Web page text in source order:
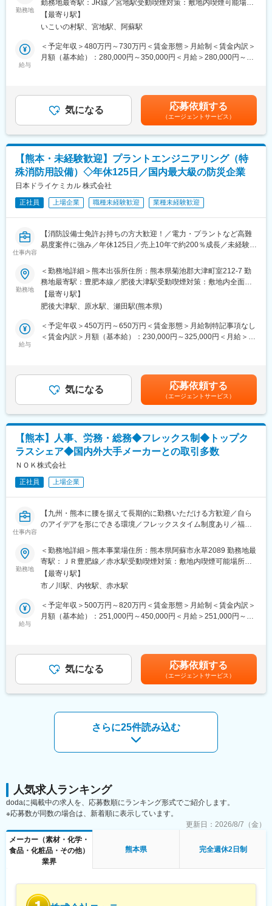
フォトレジスト」が、戦略性・市場独占性・国際性などを高く評
価され、経済産業省による「グローバルニッチトップ企業（電
〈製造技術課の主な業務内容〉
・製造工程の改良および標準化
・原材料、副資材等の標準化
・設備、機械器具の標準化
・生産設備の検討および立案
ご入社直後は、以下の業務を主にご担当いただきます。
・既存製品および新規移管製品の製造技術、量産化、品質管理業
■配属部署：
阿蘇工場 製造技術課
■募集背景：
組織体制強化を目的とした人員補充のため
【当社について】半導体デバイスの製造工程では、フォトリソグ
ラフィという技術を用いてシリコンウエハ上に微細な溝を刻み、
そこに回路を形成します。私ども東京応化工業はこの工程で使用
成長してきた企業です。
「半導体用フォトレジスト製品」はグローバルニッチトップ企業
100選に認定。海外の売上比率は全体売上の80%近くを占めてお
り、アジアを中心に北米・ヨーロッパのマーケットがメインフィ
に資金と人材を投資する動きも活発化。グローバル人材開発にも
積極的です。
いても更に新規価値を世の中へ発信し続けていくことが使命と思
っています。
【グローバルニッチトップ企業100選に認定】当社の「半導体用
フォトレジスト」が、戦略性・市場独占性・国際性などを高く評
価され、経済産業省による「グローバルニッチトップ企業（電
気・電子部門）」に認定されました。
勤務地
勤務地最寄駅：JR線／宮地駅受動喫煙対策：敷地内喫煙可能場所
あり
【最寄り駅】
いこいの村駅、宮地駅、阿蘇駅
給与
＜予定年収＞480万円～730万円＜賃金形態＞月給制＜賃金内訳＞
月額（基本給）：280,000円～350,000円＜月給＞280,000円～
前年度実績）賃金はあくまでも目安の金額であり、選考を通じて
上下する可能性があります。月給(月額)は固定手当を含めた表記で
す。
気になる 応募依頼する
（エージェントサービス）
【熊本・未経験歓迎】プラントエンジニアリング（特
殊消防用設備）◇年休125日／国内最大級の防災企業
日本ドライケミカル 株式会社
正社員 上場企業 職種未経験歓迎 業種未経験歓迎
仕事内容
【消防設備士免許お持ちの方大歓迎！／電力・プラントなど高難
易度案件に強み／年休125日／売上10年で約200％成長／未経験か
◎ポジションの魅力
・高難易度×希少領域：電力・プラントなど参入障壁の高い分野に
携わり、市場価値の高いスキルを習得
・設計～施工まで一貫して関与：設備の仕組みや背景から理解
し、エンジニアとして成長可能
・未経験でも安心の育成環境：ベテラン社員が多く、相談しやす
大型案件の増加に伴う増員募集です。電力会社やプラント施設な
ど高難易度領域の防災設備を担い、社会インフラの安全を支える
重要なポジションです。日本でも数少ない「総合防災企業」とし
■業務内容：
プラント設備やデータセンター等に設置される特殊消防用設備の
施工管理をお任せします。特殊消防用設備の施工管理全般をご経
験スキルに合わせてご担当して頂きます。
・発電プラント、石油化学施設、データセンター等の消防設備工
事の施工管理
・顧客（電力会社・メーカー）との打ち合わせ、資料作成・説明
・工事スケジュールの作成、進行管理
・協力会社の手配、調整、現場立ち会い
・資材発注、コスト管理（収益性の確保）
※未経験の方でも、ベテラン社員のサポートのもと段階的に業務を
習得可能です。
■同社の魅力：
的実績。景気に左右されにくく、受注も増加中。
◇成長環境：売上は直近10年で約200％成長。大型案件も多く、
変更の範囲：会社の定める業務
勤務地
＜勤務地詳細＞熊本出張所住所：熊本県菊池郡大津町室212-7 勤
務地最寄駅：豊肥本線／肥後大津駅受動喫煙対策：敷地内全面禁
煙変更の範囲：会社の定める事業所
【最寄り駅】
肥後大津駅、原水駅、瀬田駅(熊本県)
給与
＜予定年収＞450万円～650万円＜賃金形態＞月給制特記事項なし
＜賃金内訳＞月額（基本給）：230,000円～325,000円＜月給＞
3.39ヵ月もあり、年間７ヶ月超を支給賃金はあくまでも目安の金
額であり、選考を通じて上下する可能性があります。月給(月額)は
固定手当を含めた表記です。
気になる 応募依頼する
（エージェントサービス）
【熊本】人事、労務・総務◆フレックス制◆トップク
ラスシェア◆国内外大手メーカーとの取引多数
ＮＯＫ株式会社
正社員 上場企業
仕事内容
【九州・熊本に腰を据えて長期的に勤務いただける方歓迎／自ら
のアイデアを形にできる環境／フレックスタイム制度あり／福利
■職務概要
ご入社後は先輩社員からの業務フォローを頂き、ゆくゆくは、事
業場の人事・労務全般に関する実務、総務業務全般を担当しても
らいます。
■業務詳細
・人事関係諸制度の運用に関する業務
・総務（寮・社宅・社内給食施設の施設管理等）に関する業務
・社内外各種イベントの企画・運営
■働き方
現在の残業時間は月20～30時間程度ですが、今後は月20時間程度
まで削減見込みです。また、借上げアパート・寮の提供が可能で
す。（20代独身者等を想定）
■仕事の魅力
・労働関係法令に関する知識
・会社総務に関する知識・スキル
■当社について
独自の技術力と垂直統合体制による高品質な製品の安定供給が強
みです。具体的には、オイルシールで世界トップクラスのシェア
を持つこと、5500種類もの原料を安定調達できる調達力、そして
材料開発から製品設計、製造、品質保証までを一貫して行う「技
術の垂直統合」体制が挙げられます。また、グループ全体での安
■出向先情報
ご入社後は、NOK九州株式会社に出向となります。制度や条件面
勤務地
＜勤務地詳細＞熊本事業場住所：熊本県阿蘇市永草2089 勤務地最
寄駅：ＪＲ豊肥線／赤水駅受動喫煙対策：敷地内喫煙可能場所あ
り変更の範囲：会社の定める事業所
【最寄り駅】
市ノ川駅、内牧駅、赤水駅
給与
＜予定年収＞500万円～820万円＜賃金形態＞月給制＜賃金内訳＞
月額（基本給）：251,000円～450,000円＜月給＞251,000円～
た試算額です。・モデル年収例25歳/役職無し：500万円30歳/役職
無し：570万円35歳/役職無し：680万円賃金はあくまでも目安の
金額であり、選考を通じて上下する可能性があります。月給(月額)
は固定手当を含めた表記です。
気になる 応募依頼する
（エージェントサービス）
さらに25件読み込む
人気求人ランキング
dodaに掲載中の求人を、応募数順にランキング形式でご紹介します。
※応募数が同数の場合は、新着順に表示しています。
更新日： 2026/8/7（金）
メーカー（素材・化学・
食品・化粧品・その他）
業界
熊本県 完全週休2日制